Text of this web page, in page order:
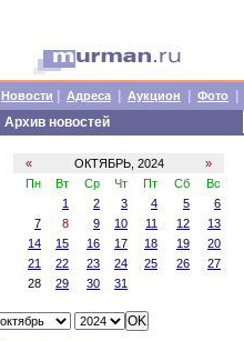
Новости Адреса Аукцион Фото
Архив новостей
« ОКТЯБРЬ, 2024
»
Пн
Вт Ср Чт Пт Сб
Вс
1
2 3 4 5
6
7
8 9 10 11 12
13
14
15 16 17 18 19
20
21
22 23 24 25 26
27
28
29 30 31